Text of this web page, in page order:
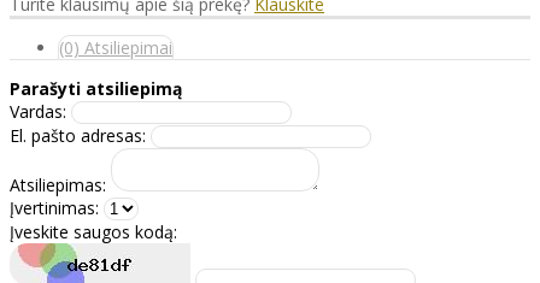
(0) Atsiliepimai
Parašyti atsiliepimą
Vardas:
El. pašto adresas:
Atsiliepimas:
Įvertinimas:
Įveskite saugos kodą: